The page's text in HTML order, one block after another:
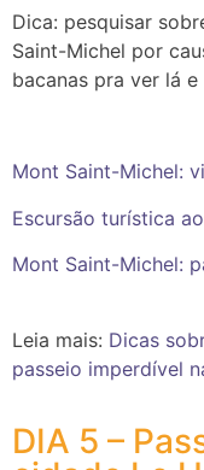
Dica: pesquisar
Saint-Michel por
bacanas pra ver lá
Mont Saint-Michel:
Escursão turística
Mont Saint-Michel:
Leia mais: Dicas
passeio imperdível
DIA 5 –